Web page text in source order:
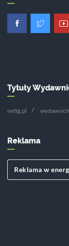
Tytuły
nettg.pl
Reklama
Reklama w